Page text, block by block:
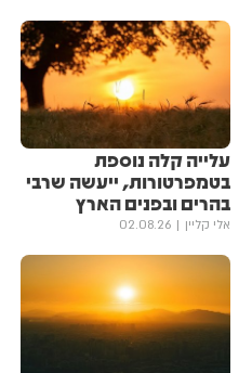
עלייה קלה נוספת
בטמפרטורות, ייעשה שרבי
בהרים ובפנים הארץ
אלי קליין 02.08.26